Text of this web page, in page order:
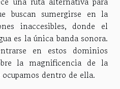
buscan sumergirse en la
inaccesibles, donde el
es la única banda sonora.
en estos dominios
la magnificencia de la
dentro de ella.